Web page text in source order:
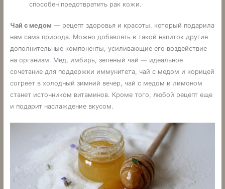
способен предотвратить рак кожи.
Чай с медом — рецепт здоровья и красоты, который подарила
нам сама природа. Можно добавлять в такой напиток другие
дополнительные компоненты, усиливающие его воздействие
на организм. Мед, имбирь, зеленый чай — идеальное
сочетание для поддержки иммунитета, чай с медом и корицей
согреет в холодный зимний вечер, чай с медом и лимоном
станет источником витаминов. Кроме того, любой рецепт еще
и подарит наслаждение вкусом.